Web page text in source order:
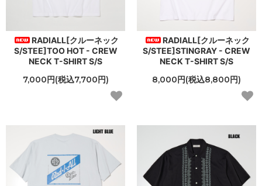
RADIALL[クルーネック
S/STEE]TOO HOT - CREW
NECK T-SHIRT S/S
7,000円(税込7,700円)
RADIALL[クルーネック
S/STEE]STINGRAY - CREW
NECK T-SHIRT S/S
8,000円(税込8,800円)